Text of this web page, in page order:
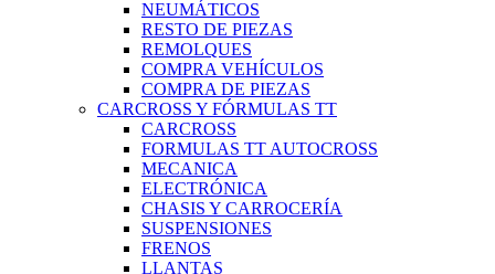
NEUMÁTICOS
RESTO DE PIEZAS
REMOLQUES
COMPRA VEHÍCULOS
COMPRA DE PIEZAS
CARCROSS Y FÓRMULAS TT
CARCROSS
FORMULAS TT AUTOCROSS
MECANICA
ELECTRÓNICA
CHASIS Y CARROCERÍA
SUSPENSIONES
FRENOS
LLANTAS